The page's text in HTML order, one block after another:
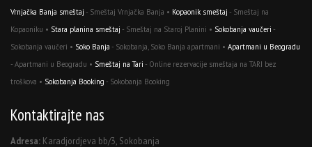
Vrnjačka Banja smeštaj - Smeštaj Vrnjačka Banja • Kopaonik smeštaj - Smeštaj na
Kopaoniku • Stara planina smeštaj - Smeštaj na Staroj Planini • Sokobanja vaučeri -
Sokobanja vaučeri • Soko Banja - Sokobanja, Soko Banja apartmani • Apartmani u Beogradu
- Apartmani u Beogradu • Smeštaj na Tari - Online rezervacije smeštaja na TARI bez
troškova • Sokobanja Booking - Sokobanja Booking
Kontaktirajte nas
Adresa: Karadjordjeva bb/3, Sokobanja